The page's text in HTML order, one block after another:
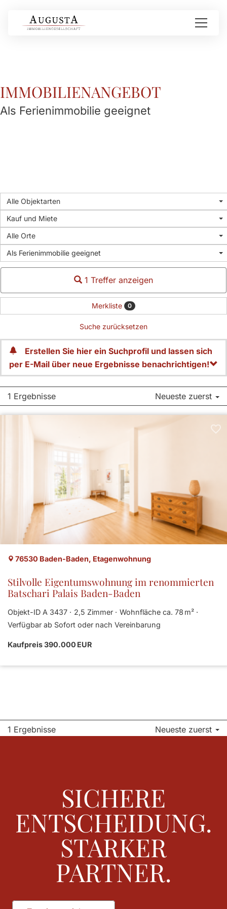
IMMOBILIEN­ANGEBOT
Als Ferienimmobilie geeignet
Alle Objektarten
Kauf und Miete
Alle Orte
Als Ferienimmobilie geeignet
1 Treffer anzeigen
Merkliste 0
Suche zurücksetzen
Erstellen Sie hier ein Suchprofil und lassen sich
per E-Mail über neue Ergebnisse benachrichtigen!
1 Ergebnisse Neueste zuerst
76530 Baden-Baden, Etagenwohnung
Stilvolle Eigentumswohnung im renommierten
Batschari Palais Baden-Baden
Objekt-ID A 3437 2,5 Zimmer
Wohnfläche ca. 78 m²
Verfügbar ab Sofort oder nach Vereinbarung
Kaufpreis 390.000 EUR
1 Ergebnisse Neueste zuerst
SICHERE
ENTSCHEIDUNG.
STARKER
PARTNER.